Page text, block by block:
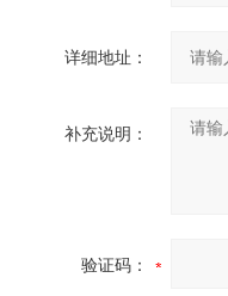
详细地址：
补充说明：
验证码：